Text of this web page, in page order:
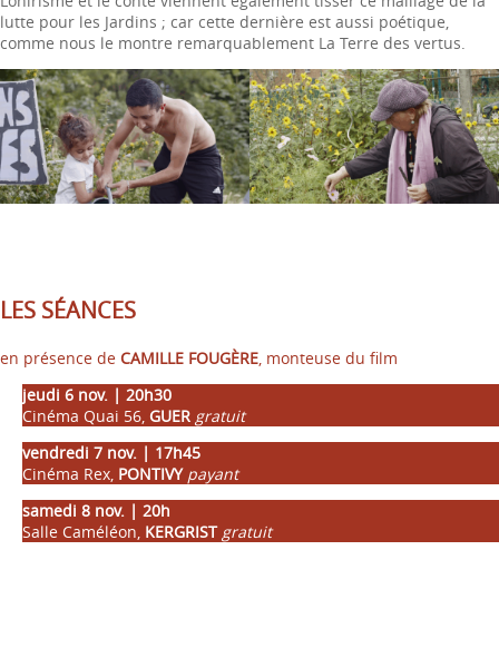
lutte pour les Jardins ; car cette dernière est aussi poétique,
comme nous le montre remarquablement La Terre des vertus.
LES SÉANCES
en présence de CAMILLE FOUGÈRE , monteuse du film
jeudi 6 nov. | 20h30
Cinéma Quai 56, GUER gratuit
vendredi 7 nov. | 17h45
Cinéma Rex, PONTIVY payant
samedi 8 nov. | 20h
Salle Caméléon, KERGRIST gratuit